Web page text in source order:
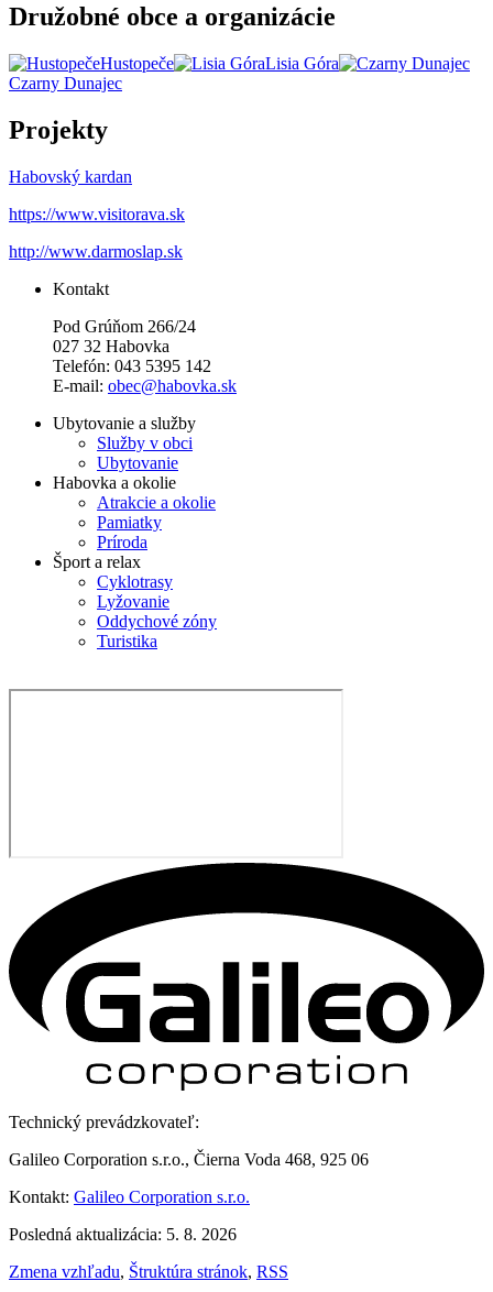
Družobné obce a organizácie
Hustopeče
Lisia Góra
Czarny Dunajec
Projekty
Habovský kardan
https://www.visitorava.sk
http://www.darmoslap.sk
Kontakt
Pod Grúňom 266/24
027 32 Habovka
Telefón: 043 5395 142
E-mail: obec@habovka.sk
Ubytovanie a služby
Služby v obci
Ubytovanie
Habovka a okolie
Atrakcie a okolie
Pamiatky
Príroda
Šport a relax
Cyklotrasy
Lyžovanie
Oddychové zóny
Turistika
Technický prevádzkovateľ:
Galileo Corporation s.r.o., Čierna Voda 468, 925 06
Kontakt: Galileo Corporation s.r.o.
Posledná aktualizácia: 5. 8. 2026
Zmena vzhľadu, Štruktúra stránok, RSS